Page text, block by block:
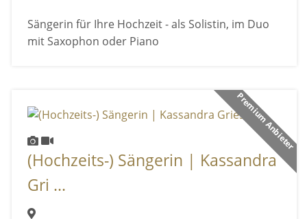
Sängerin für Ihre Hochzeit - als Solistin, im Duo
mit Saxophon oder Piano
Premium Anbieter
(Hochzeits-) Sängerin | Kassandra
Gri ...